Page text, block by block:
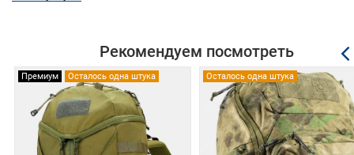
количество кармашков (органайзер).
Карман со стороны спинки.
Боковые расширяемые карманы.
Материал и фурнитура:
Основной материал - влагозащищенный Нейлон
Рекомендуем посмотреть
Премиум Осталось одна штука Осталось одна штука